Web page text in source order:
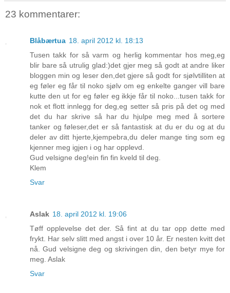
23 kommentarer:
Blåbærtua 18. april 2012 kl. 18:13
Tusen takk for så varm og herlig kommentar hos meg,eg
blir bare så utrulig glad:)det gjer meg så godt at andre liker
bloggen min og leser den,det gjere så godt for sjølvtilliten at
eg føler eg får til noko sjølv om eg enkelte ganger vill bare
kutte den ut for eg føler eg ikkje får til noko...tusen takk for
nok et flott innlegg for deg,eg setter så pris på det og med
det du har skrive så har du hjulpe meg med å sortere
tanker og føleser,det er så fantastisk at du er du og at du
deler av ditt hjerte,kjempebra,du deler mange ting som eg
kjenner meg igjen i og har opplevd.
Gud velsigne deg!ein fin fin kveld til deg.
Klem
Svar
Aslak 18. april 2012 kl. 19:06
Tøff opplevelse det der. Så fint at du tar opp dette med
frykt. Har selv slitt med angst i over 10 år. Er nesten kvitt det
nå. Gud velsigne deg og skrivingen din, den betyr mye for
meg. Aslak
Svar